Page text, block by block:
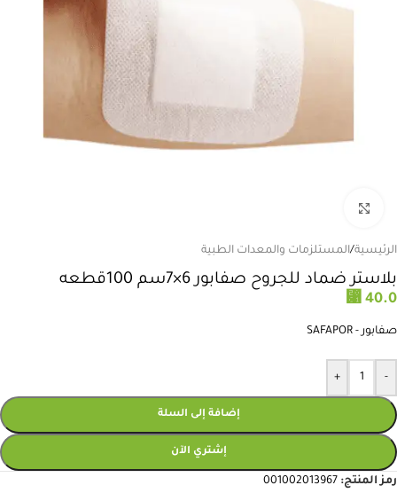
الرئيسية/المستلزمات والمعدات الطبية
بلاستر ضماد للجروح صفابور 6×7سم 100قطعه
⃁ 40.0
صفابور - SAFAPOR
-
+
إضافة إلى السلة
إشتري الآن
رمز المنتج: 001002013967